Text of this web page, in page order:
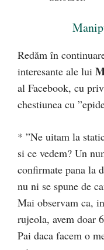
Redăm în
interesante ale lui
al Facebook, cu
chestiunea cu
* ”Ne uitam la
si ce vedem? Un
confirmate pana la
nu ni se spune de
Mai observam ca,
rujeola, avem doar
Pai daca facem o